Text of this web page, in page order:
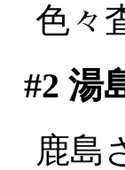
色々
#2 湯
鹿島